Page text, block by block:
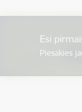
Esi
Piesakies